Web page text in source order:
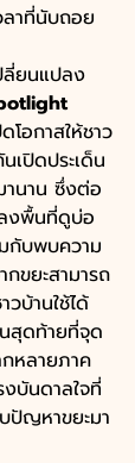
ลาที่นับถอย
โอกาสให้ชาว
เปิดประเด็น
านาน ซึ่งต่อ
งพื้นที่ดูบ่อ
กับพบความ
ขยะสามารถ
บ้านใช้ได้
สุดท้ายที่จุด
กหลายภาค
บันดาลใจที่
ปัญหาขยะมา